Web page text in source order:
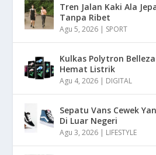
Tren Jalan Kaki Ala
Tanpa Ribet
Agu 5, 2026 | SPORT
Kulkas Polytron
Hemat Listrik
Agu 4, 2026 | DIGITAL
Sepatu Vans Cewek
Di Luar Negeri
Agu 3, 2026 | LIFESTYLE